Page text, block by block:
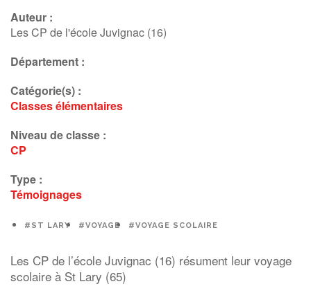
Auteur :
Les CP de l'école Juvignac (16)
Département :
Catégorie(s) :
Classes élémentaires
Niveau de classe :
CP
Type :
Témoignages
#ST LARY #VOYAGE #VOYAGE SCOLAIRE
Les CP de l’école Juvignac (16) résument leur voyage
scolaire à St Lary (65)